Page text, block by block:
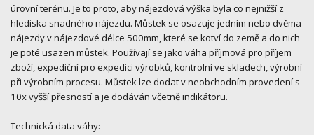
úrovní terénu. Je to proto, aby nájezdová výška byla co nejnižší z
hlediska snadného nájezdu. Můstek se osazuje jedním nebo dvěma
nájezdy v nájezdové délce 500mm, které se kotví do země a do nich
je poté usazen můstek. Používají se jako váha příjmová pro příjem
zboží, expediční pro expedici výrobků, kontrolní ve skladech, výrobní
při výrobním procesu. Můstek lze dodat v neobchodním provedení s
10x vyšší přesností a je dodáván včetně indikátoru.
Technická data váhy: